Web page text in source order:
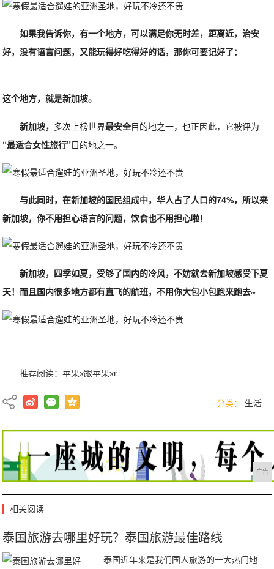
如果我告诉你，有一个地方，可以满足你无时差，距离近，治安
好，没有语言问题，又能玩得好吃得好的话，那你可要记好了：
这个地方，就是新加坡。
新加坡， 多次上榜世界最安全目的地之一，也正因此，它被评为
“最适合女性旅行”目的地之一。
与此同时，在新加坡的国民组成中，华人占了人口的74%，所以来
新加坡，你不用担心语言的问题，饮食也不用担心啦！
新加坡，四季如夏，受够了国内的冷风，不妨就去新加坡感受下夏
天！而且国内很多地方都有直飞的航班，不用你大包小包跑来跑去~
推荐阅读：苹果x跟苹果xr
分类： 生活
广告
相关阅读
泰国旅游去哪里好玩？泰国旅游最佳路线
泰国近年来是我们国人旅游的一大热门地